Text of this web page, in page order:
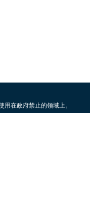
在政府禁止的领域上。